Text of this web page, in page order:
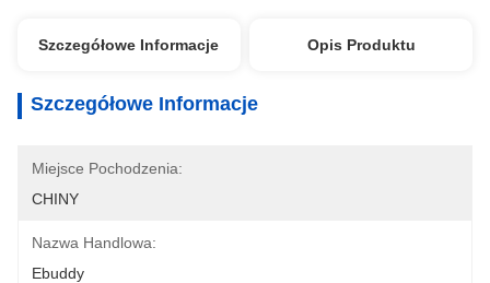
Szczegółowe Informacje Opis Produktu
Szczegółowe Informacje
Miejsce Pochodzenia:
CHINY
Nazwa Handlowa:
Ebuddy